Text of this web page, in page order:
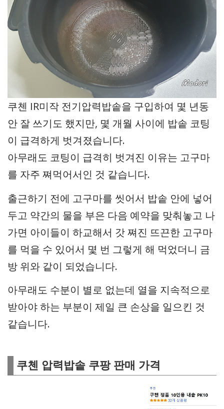
쿠첸 IR미작 전기압력밥솥을 구입하여 몇 년동
안 잘 쓰기도 했지만, 몇 개월 사이에 밥솥 코팅
이 급격하게 벗겨졌습니다.
아무래도 코팅이 급격히 벗겨진 이유는 고구마
를 자주 쪄먹어서인 것 같습니다.
출근하기 전에 고구마를 씻어서 밥솥 안에 넣어
두고 약간의 물을 부은 다음 예약을 맞춰놓고 나
가면 아이들이 하교해서 갓 쪄진 뜨끈한 고구마
를 먹을 수 있어서 몇 번 그렇게 해 먹었더니 금
방 위와 같이 되었습니다.
아무래도 수분이 별로 없는데 열을 지속적으로
받아야 하는 부분이 제일 큰 손상을 일으킨 것
같습니다.
쿠첸 압력밥솥 쿠팡 판매 가격